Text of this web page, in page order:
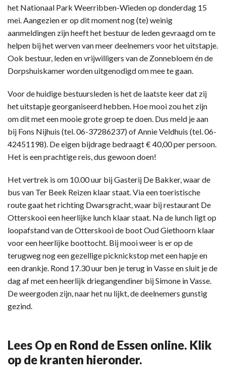
het Nationaal Park Weerribben-Wieden op donderdag 15
mei. Aangezien er op dit moment nog (te) weinig
aanmeldingen zijn heeft het bestuur de leden gevraagd om te
helpen bij het werven van meer deelnemers voor het uitstapje.
Ook bestuur, leden en vrijwilligers van de Zonnebloem én de
Dorpshuiskamer worden uitgenodigd om mee te gaan.
Voor de huidige bestuursleden is het de laatste keer dat zij
het uitstapje georganiseerd hebben. Hoe mooi zou het zijn
om dit met een mooie grote groep te doen. Dus meld je aan
bij Fons Nijhuis (tel. 06-37286237) of Annie Veldhuis (tel. 06-
42451198). De eigen bijdrage bedraagt € 40,00 per persoon.
Het is een prachtige reis, dus gewoon doen!
Het vertrek is om 10.00 uur bij Gasterij De Bakker, waar de
bus van Ter Beek Reizen klaar staat. Via een toeristische
route gaat het richting Dwarsgracht, waar bij restaurant De
Otterskooi een heerlijke lunch klaar staat. Na de lunch ligt op
loopafstand van de Otterskooi de boot Oud Giethoorn klaar
voor een heerlijke boottocht. Bij mooi weer is er op de
terugweg nog een gezellige picknickstop met een hapje en
een drankje. Rond 17.30 uur ben je terug in Vasse en sluit je de
dag af met een heerlijk driegangendiner bij Simone in Vasse.
De weergoden zijn, naar het nu lijkt, de deelnemers gunstig
gezind.
Lees Op en Rond de Essen online. Klik
op de kranten hieronder.